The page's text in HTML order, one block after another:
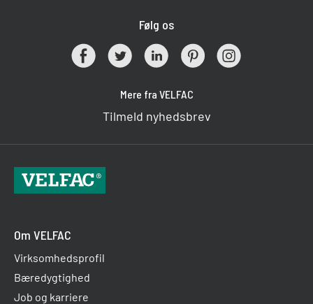
Følg os
Mere fra VELFAC
Tilmeld nyhedsbrev
Om VELFAC
Virksomhedsprofil
Bæredygtighed
Job og karriere